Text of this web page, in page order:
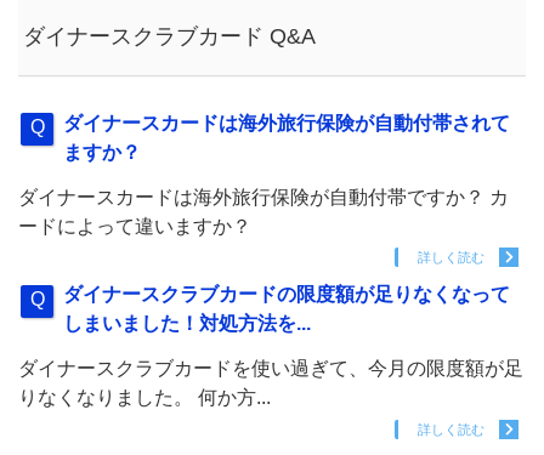
ダイナースクラブカード Q&A
ダイナースカードは海外旅行保険が自動付帯されて
ますか？
ダイナースカードは海外旅行保険が自動付帯ですか？ カ
ードによって違いますか？
詳しく読む
ダイナースクラブカードの限度額が足りなくなって
しまいました！対処方法を...
ダイナースクラブカードを使い過ぎて、今月の限度額が足
りなくなりました。 何か方...
詳しく読む